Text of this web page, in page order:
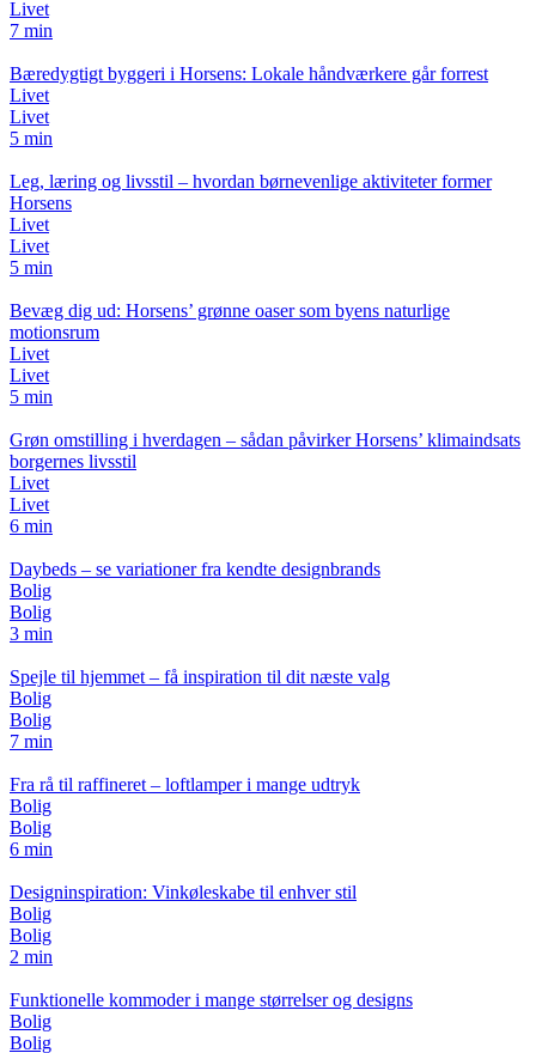
Livet
7 min
Bæredygtigt byggeri i Horsens: Lokale håndværkere går forrest
Livet
Livet
5 min
Leg, læring og livsstil – hvordan børnevenlige aktiviteter former
Horsens
Livet
Livet
5 min
Bevæg dig ud: Horsens’ grønne oaser som byens naturlige
motionsrum
Livet
Livet
5 min
Grøn omstilling i hverdagen – sådan påvirker Horsens’ klimaindsats
borgernes livsstil
Livet
Livet
6 min
Daybeds – se variationer fra kendte designbrands
Bolig
Bolig
3 min
Spejle til hjemmet – få inspiration til dit næste valg
Bolig
Bolig
7 min
Fra rå til raffineret – loftlamper i mange udtryk
Bolig
Bolig
6 min
Designinspiration: Vinkøleskabe til enhver stil
Bolig
Bolig
2 min
Funktionelle kommoder i mange størrelser og designs
Bolig
Bolig